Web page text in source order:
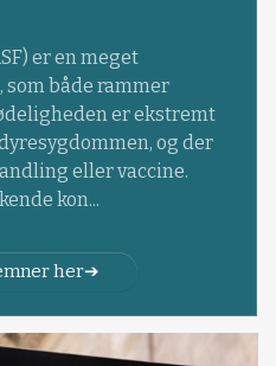
er en meget
både rammer
er ekstremt
og der
eller vaccine.
kon...
her